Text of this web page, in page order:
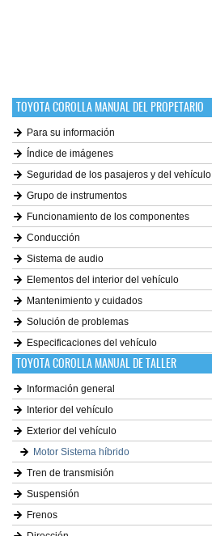
TOYOTA COROLLA MANUAL DEL PROPETARIO
Para su información
Índice de imágenes
Seguridad de los pasajeros y del vehículo
Grupo de instrumentos
Funcionamiento de los componentes
Conducción
Sistema de audio
Elementos del interior del vehículo
Mantenimiento y cuidados
Solución de problemas
Especificaciones del vehículo
TOYOTA COROLLA MANUAL DE TALLER
Información general
Interior del vehículo
Exterior del vehículo
Motor Sistema híbrido
Tren de transmisión
Suspensión
Frenos